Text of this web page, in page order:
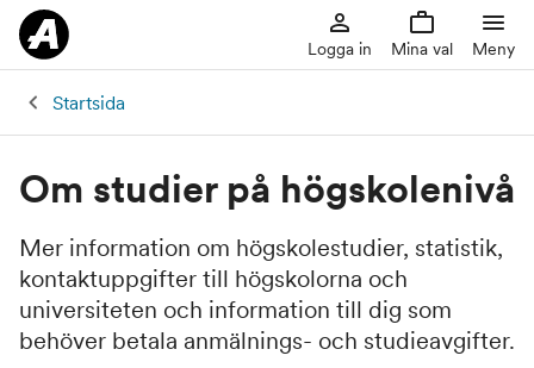
Logga in Mina val Meny
Startsida
Om studier på högskolenivå
Mer information om högskolestudier, statistik,
kontaktuppgifter till högskolorna och
universiteten och information till dig som
behöver betala anmälnings- och studieavgifter.